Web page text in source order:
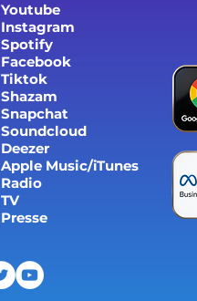
Youtube
Instagram
Spotify
Facebook
Tiktok
Shazam
Snapchat
Soundcloud
Deezer
Apple Music/iTunes
Radio
TV
Presse